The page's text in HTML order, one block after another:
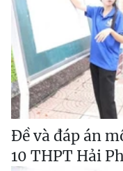
Đề và đáp án
10 THPT Hải